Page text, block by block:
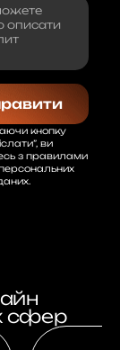
кнопку
ви
з правилами
сфер